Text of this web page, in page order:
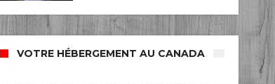
VOTRE HÉBERGEMENT AU CANADA